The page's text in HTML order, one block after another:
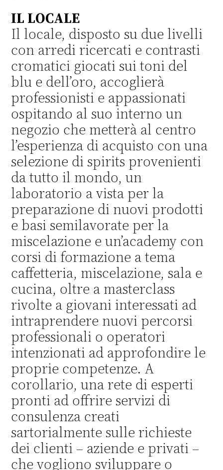
IL LOCALE
Il locale, disposto su due livelli
con arredi ricercati e contrasti
cromatici giocati sui toni del
blu e dell’oro, accoglierà
professionisti e appassionati
ospitando al suo interno un
negozio che metterà al centro
l’esperienza di acquisto con una
selezione di spirits provenienti
da tutto il mondo, un
laboratorio a vista per la
preparazione di nuovi prodotti
e basi semilavorate per la
miscelazione e un’academy con
corsi di formazione a tema
caffetteria, miscelazione, sala e
cucina, oltre a masterclass
rivolte a giovani interessati ad
intraprendere nuovi percorsi
professionali o operatori
intenzionati ad approfondire le
proprie competenze. A
corollario, una rete di esperti
pronti ad offrire servizi di
consulenza creati
sartorialmente sulle richieste
dei clienti – aziende e privati –
che vogliono sviluppare o